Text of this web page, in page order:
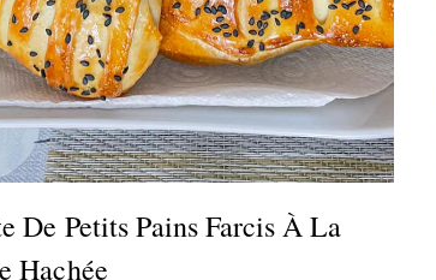
De Petits Pains Farcis À La
Hachée